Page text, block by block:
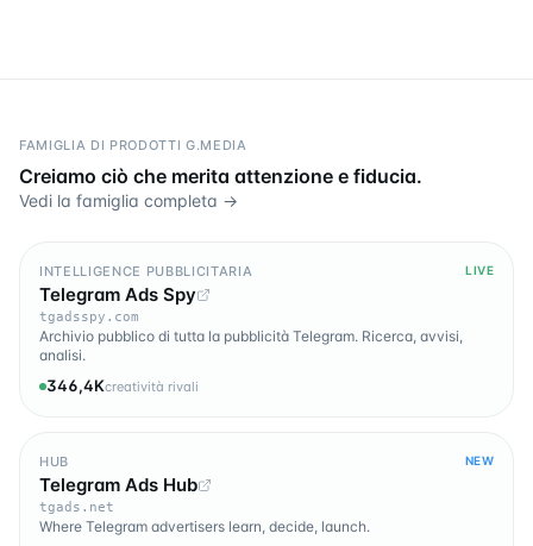
FAMIGLIA DI PRODOTTI G.MEDIA
Creiamo ciò che merita attenzione e fiducia.
Vedi la famiglia completa →
INTELLIGENCE PUBBLICITARIA LIVE
Telegram Ads Spy
tgadsspy.com
Archivio pubblico di tutta la pubblicità Telegram. Ricerca, avvisi,
analisi.
346,4Kcreatività rivali
HUB NEW
Telegram Ads Hub
tgads.net
Where Telegram advertisers learn, decide, launch.